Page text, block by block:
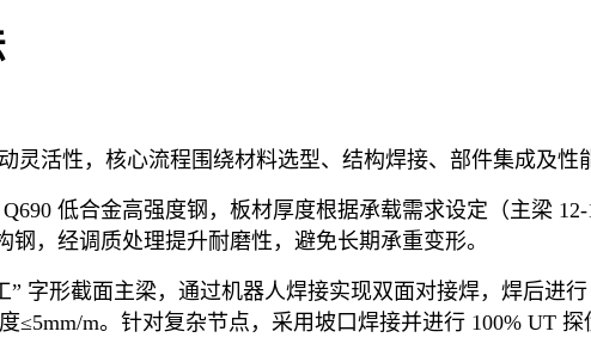
活性，核心流程围绕材料选型、结构焊接、部件集成及性
Q690 低合金高强度钢 ，板材厚度根据承载需求设定（主梁
钢，经调质处理提升耐磨性，避免长期承重变形。
” 字形截面主梁，通过机器人焊接实现双面对接焊，焊后进行
≤5mm/m。针对复杂节点，采用坡口焊接并进行 100% UT 探